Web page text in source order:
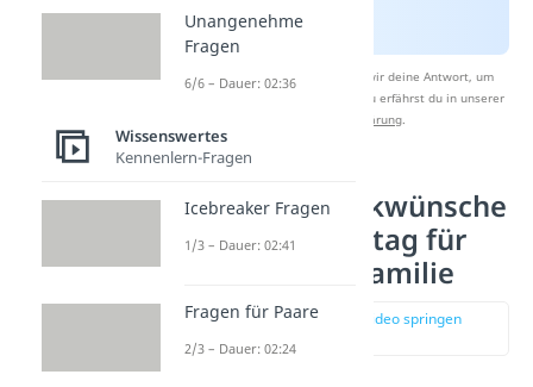
Nach Beantwortung speichern wir deine Antwort, um
Studyflix zu verbessern. Mehr dazu erfährst du in unserer
Datenschutzerklärung.
Herzliche Glückwünsche
zum Hochzeitstag für
Freunde und Familie
zur Stelle im Video springen
Unangenehme
Fragen
6/6 – Dauer: 02:36
Wissenswertes
Kennenlern-Fragen
Icebreaker Fragen
1/3 – Dauer: 02:41
Fragen für Paare
2/3 – Dauer: 02:24